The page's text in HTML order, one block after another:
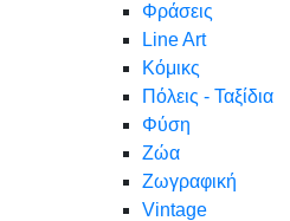
Φράσεις
Line Art
Κόμικς
Πόλεις - Ταξίδια
Φύση
Ζώα
Ζωγραφική
Vintage